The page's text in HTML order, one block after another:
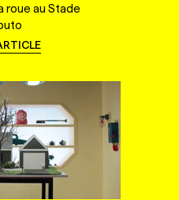
roue au Stade